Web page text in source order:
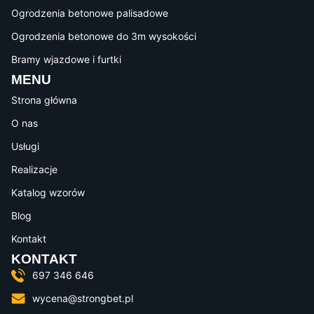
Ogrodzenia betonowe palisadowe
Ogrodzenia betonowe do 3m wysokości
Bramy wjazdowe i furtki
MENU
Strona główna
O nas
Usługi
Realizacje
Katalog wzorów
Blog
Kontakt
KONTAKT
697 346 646
wycena@strongbet.pl